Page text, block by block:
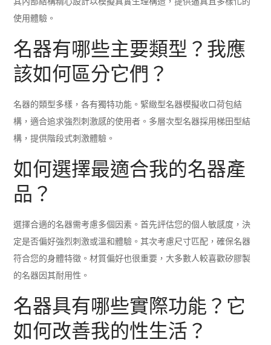
使用體驗。
名器有哪些主要類型？我應
該如何區分它們？
名器的類型多樣，各有獨特功能。緊緻型名器模擬收口荷包結
構，適合追求強烈刺激感的使用者。多層次型名器採用梯田型結
構，提供階段式刺激體驗。
如何選擇最適合我的名器產
品？
選擇合適的名器需考慮多個因素。首先評估您的個人敏感度，決
定是否偏好強烈刺激或溫和體驗。其次考慮尺寸匹配，確保名器
符合您的身體特徵。材質偏好也很重要，大多數人較喜歡矽膠製
的名器因其耐用性。
名器具有哪些實際功能？它
如何改善我的性生活？